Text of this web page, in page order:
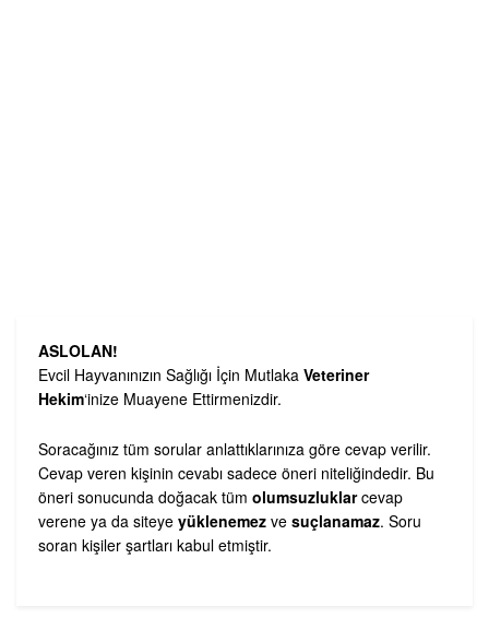
ASLOLAN!
Evcil Hayvanınızın Sağlığı İçin Mutlaka Veteriner
Hekim‘inize Muayene Ettirmenizdir.
Soracağınız tüm sorular anlattıklarınıza göre cevap verilir.
Cevap veren kişinin cevabı sadece öneri niteliğindedir. Bu
öneri sonucunda doğacak tüm olumsuzluklarcevap
verene ya da siteye yüklenemez ve suçlanamaz. Soru
soran kişiler şartları kabul etmiştir.